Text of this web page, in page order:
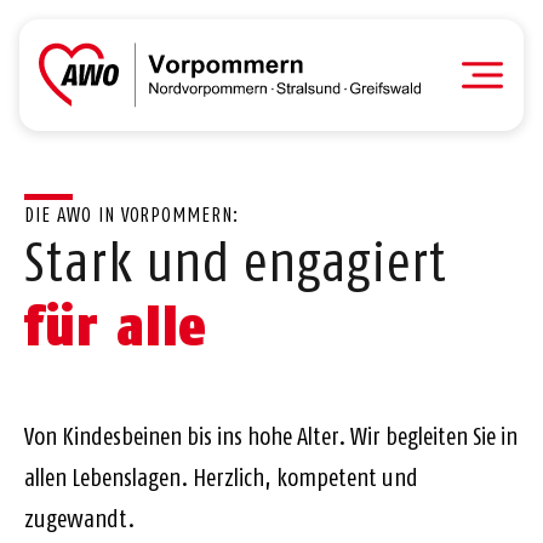
DIE AWO IN VORPOMMERN:
Stark und engagiert
für alle
Von Kindesbeinen bis ins hohe Alter. Wir begleiten Sie in
allen Lebenslagen. Herzlich, kompetent und
zugewandt.